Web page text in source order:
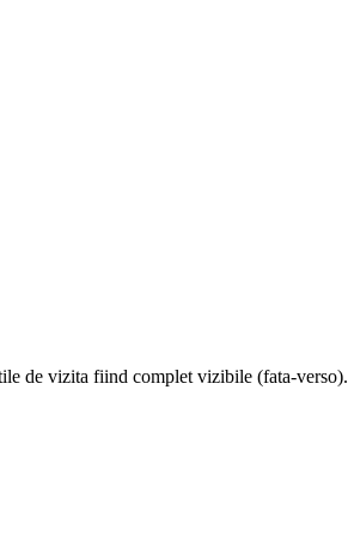
de vizita fiind complet vizibile (fata-verso).